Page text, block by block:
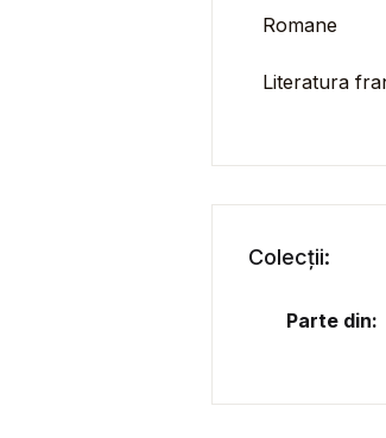
Romane
Literatura
Colecții:
Parte din: